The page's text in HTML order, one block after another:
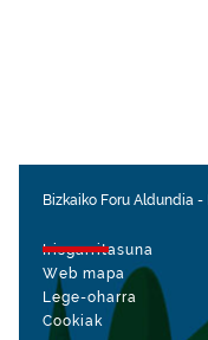
Bizkaiko Foru Aldundia -
Irisgarritasuna
Web mapa
Lege-oharra
Cookiak